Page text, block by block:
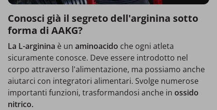
Conosci già il segreto dell'arginina sotto
forma di AAKG?
La L-arginina è un aminoacido che ogni atleta
sicuramente conosce. Deve essere introdotto nel
corpo attraverso l'alimentazione, ma possiamo anche
aiutarci con integratori alimentari. Svolge numerose
importanti funzioni, trasformandosi anche in ossido
nitrico.